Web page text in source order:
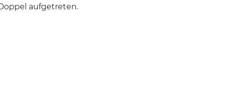
aufgetreten.